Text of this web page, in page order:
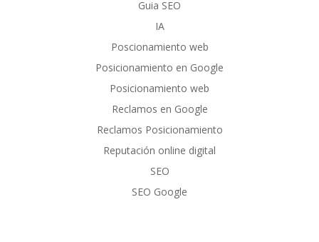
Guia SEO
IA
Poscionamiento web
Posicionamiento en Google
Posicionamiento web
Reclamos en Google
Reclamos Posicionamiento
Reputación online digital
SEO
SEO Google